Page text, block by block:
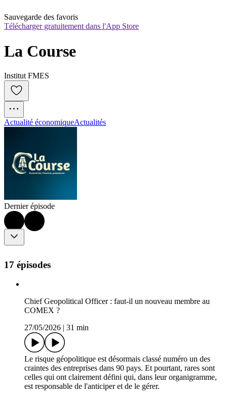
Sauvegarde des favoris
Télécharger gratuitement dans l'App Store
La Course
Institut FMES
Actualité économiqueActualités
Dernier épisode
17 épisodes
Chief Geopolitical Officer : faut-il un nouveau membre au
COMEX ?